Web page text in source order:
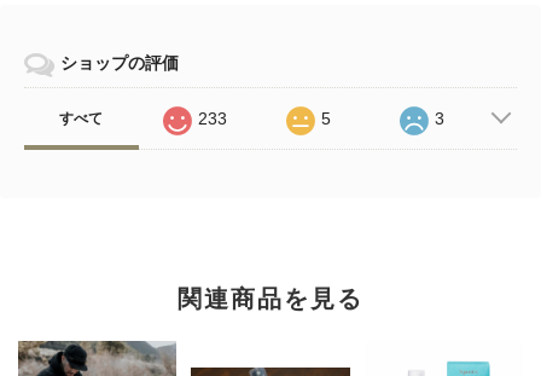
ショップの評価
すべて 233 5 3
関連商品を見る